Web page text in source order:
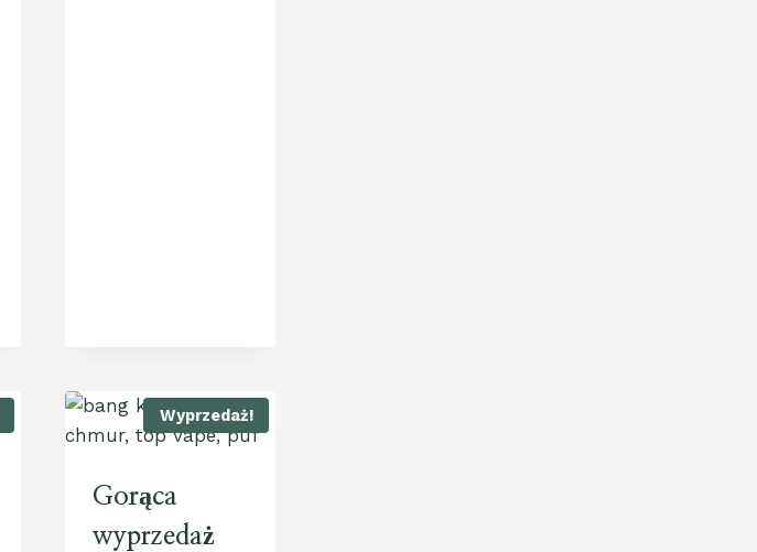
Wyprzedaż!
Gorąca
wyprzedaż